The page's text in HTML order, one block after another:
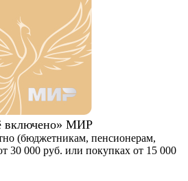
включено» МИР
(бюджетникам, пенсионерам,
30 000 руб. или покупках от 15 000